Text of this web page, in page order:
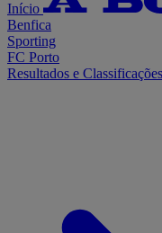
Início
Benfica
Sporting
FC Porto
Resultados e Classificações